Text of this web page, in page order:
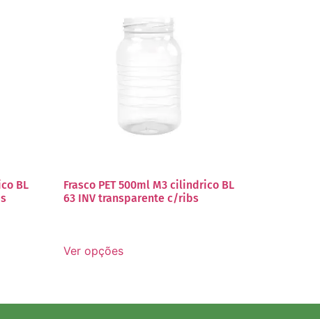
BL
Frasco PET 500ml M3 cilindrico BL
63 INV transparente c/ribs
Ver opções